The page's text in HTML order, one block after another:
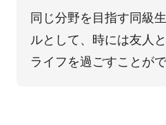
同じ分野を⽬指す同級
ルとして、時には友⼈
ライフを過ごすことがで